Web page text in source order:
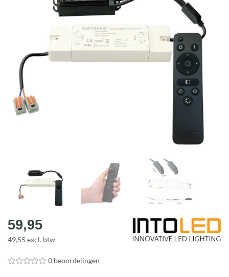
59,95
49,55 excl. btw
0 beoordelingen